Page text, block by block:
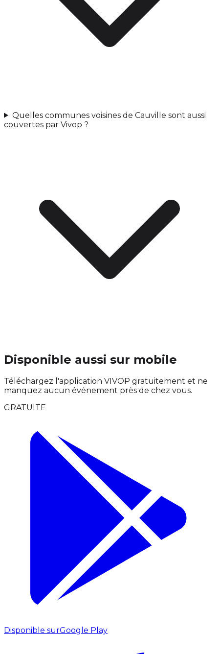
Quelles communes voisines de Cauville sont aussi
couvertes par Vivop ?
Disponible aussi sur mobile
Téléchargez l'application VIVOP gratuitement et ne
manquez aucun événement près de chez vous.
GRATUITE
Disponible surGoogle Play